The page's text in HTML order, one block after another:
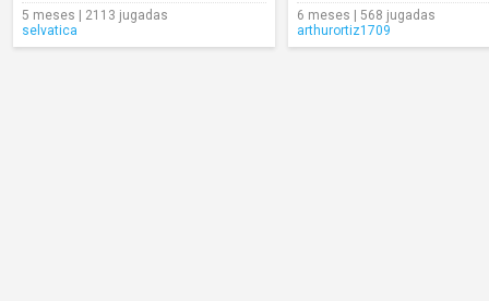
5 meses | 2113 jugadas
selvatica
6 meses | 568 jugadas
arthurortiz1709